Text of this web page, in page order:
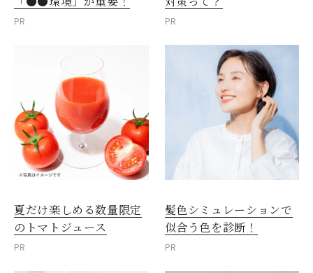
PR PR
夏だけ楽しめる数量限定
のトマトジュース
PR
髪色シミュレーションで
似合う色を診断！
PR